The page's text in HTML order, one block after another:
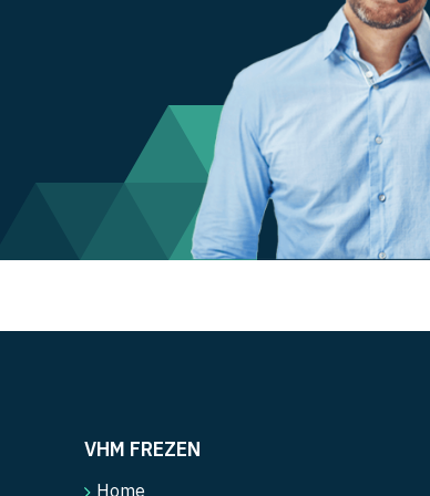
VHM FREZEN
Home